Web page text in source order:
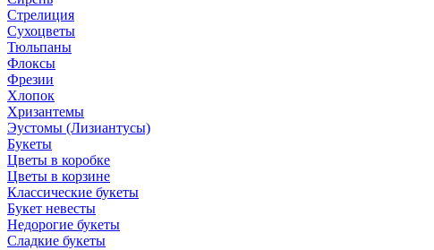
Стрелиция
Сухоцветы
Тюльпаны
Флоксы
Фрезии
Хлопок
Хризантемы
Эустомы (Лизиантусы)
Букеты
Цветы в коробке
Цветы в корзине
Классические букеты
Букет невесты
Недорогие букеты
Сладкие букеты